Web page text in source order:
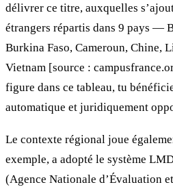
délivrer ce titre, auxquelles
étrangers répartis dans 9 pays —
Burkina Faso, Cameroun, Chine,
Vietnam [source :
figure dans ce tableau, tu
automatique et juridiquement
Le contexte régional joue
exemple, a adopté le système
(Agence Nationale d’Évaluation